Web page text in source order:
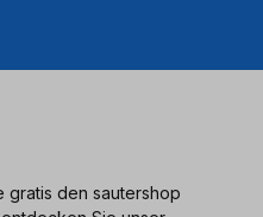
gratis den sautershop